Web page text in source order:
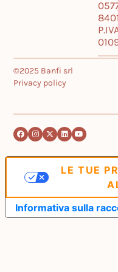
©2025 Banfi srl
Privacy policy
Informativa sulla
LE TUE